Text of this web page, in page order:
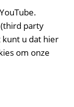
party
kunt u dat hier
om onze